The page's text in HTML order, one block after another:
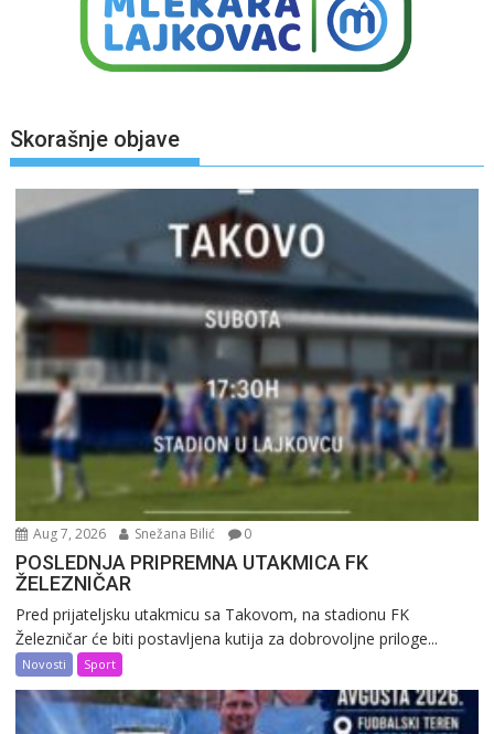
Skorašnje objave
Aug 7, 2026 Snežana Bilić 0
POSLEDNJA PRIPREMNA UTAKMICA FK
ŽELEZNIČAR
Pred prijateljsku utakmicu sa Takovom, na stadionu FK
Železničar će biti postavljena kutija za dobrovoljne priloge...
Novosti Sport